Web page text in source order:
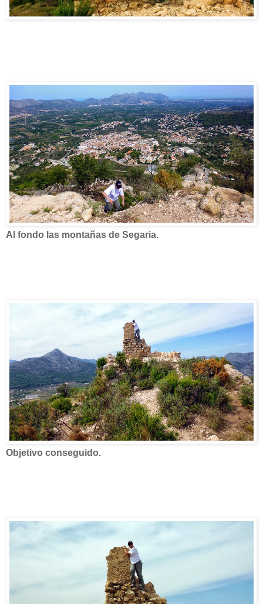
Al fondo las montañas de Segaria.
Objetivo conseguido.